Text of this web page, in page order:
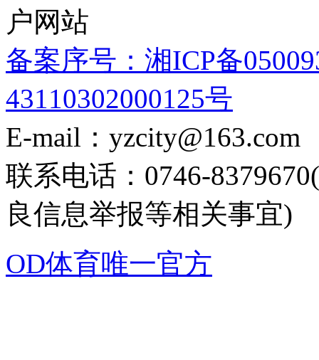
户网站
备案序号：湘ICP备
43110302000125号
E-mail：yzcity@163.com
联系电话：0746-
良信息举报等相关事宜)
OD体育唯一官方